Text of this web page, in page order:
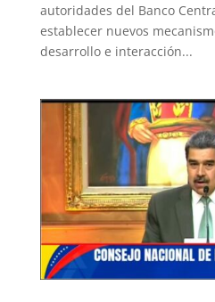
autoridades del Banco
establecer nuevos
desarrollo e interacción...